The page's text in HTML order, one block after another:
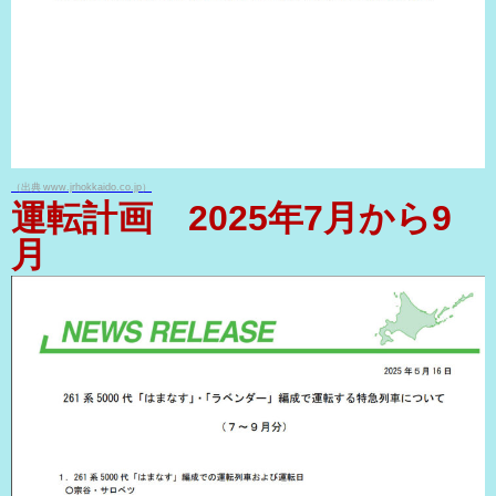
（出典 www.jrhokkaido.co.jp）
運転計画 2025年7月から9
月